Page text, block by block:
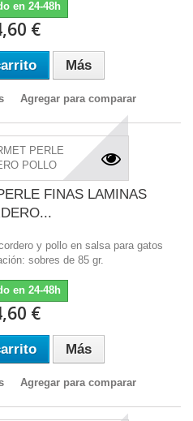
en 24-48h
€
Más
Agregar para comparar
FINAS LAMINAS
y pollo en salsa para gatos
sobres de 85 gr.
en 24-48h
€
Más
Agregar para comparar